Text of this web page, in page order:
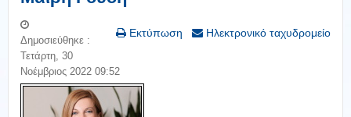
Εκτύπωση Ηλεκτρονικό ταχυδρομείο
Δημοσιεύθηκε :
Τετάρτη, 30
Νοέμβριος 2022 09:52